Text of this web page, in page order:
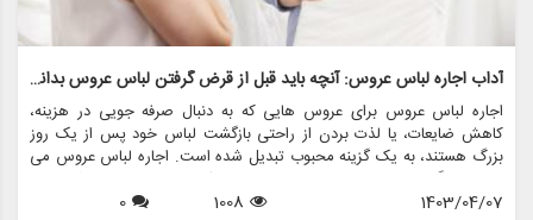
آداب اجاره لباس عروس: آنچه باید قبل از قرض گرفتن لباس عروس بدانید
اجاره لباس عروس برای عروس هایی که به دنبال صرفه جویی در هزینه،
کاهش ضایعات، یا لذت بردن از راحتی بازگشت لباس خود پس از یک روز
بزرگ هستند، به یک گزینه محبوب تبدیل شده است. اجاره لباس عروس می
تواند جایگزینی مقرون به صرفه برای خرید یک لباس مجلسی باشد و به
عروس ها اجازه می دهد تا لباس های طراحی شده را بدون قیمت گزاف
1403/04/07
1008
0